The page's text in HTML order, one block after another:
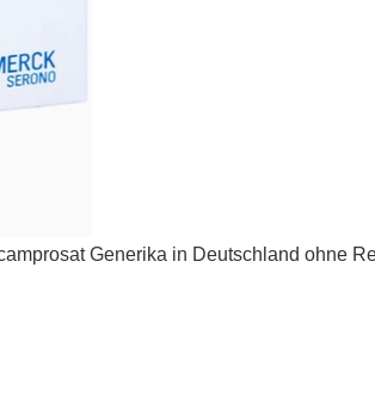
Generika in Deutschland ohne